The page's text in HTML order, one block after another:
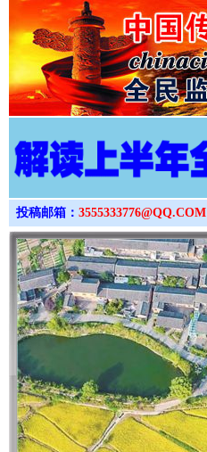
投稿邮箱： 3555333776@QQ.COM